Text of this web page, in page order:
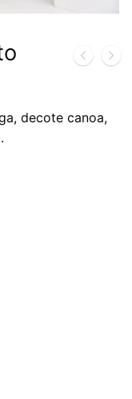
decote canoa,